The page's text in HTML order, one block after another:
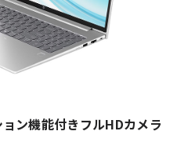
ン機能付きフルHDカメラ